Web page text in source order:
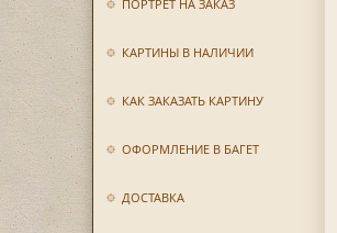
ПОРТРЕТ НА ЗАКАЗ
КАРТИНЫ В НАЛИЧИИ
КАК ЗАКАЗАТЬ КАРТИНУ
ОФОРМЛЕНИЕ В БАГЕТ
ДОСТАВКА